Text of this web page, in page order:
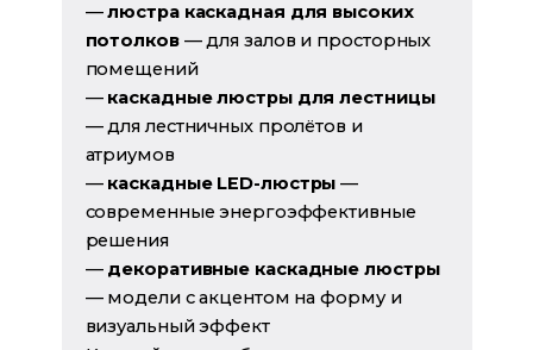
—люстра каскадная для высоких
потолков— для залов и просторных
помещений
— каскадные люстры для лестницы
— для лестничных пролётов и
атриумов
— каскадные LED-люстры —
современные энергоэффективные
решения
— декоративные каскадные люстры
— модели с акцентом на форму и
визуальный эффект